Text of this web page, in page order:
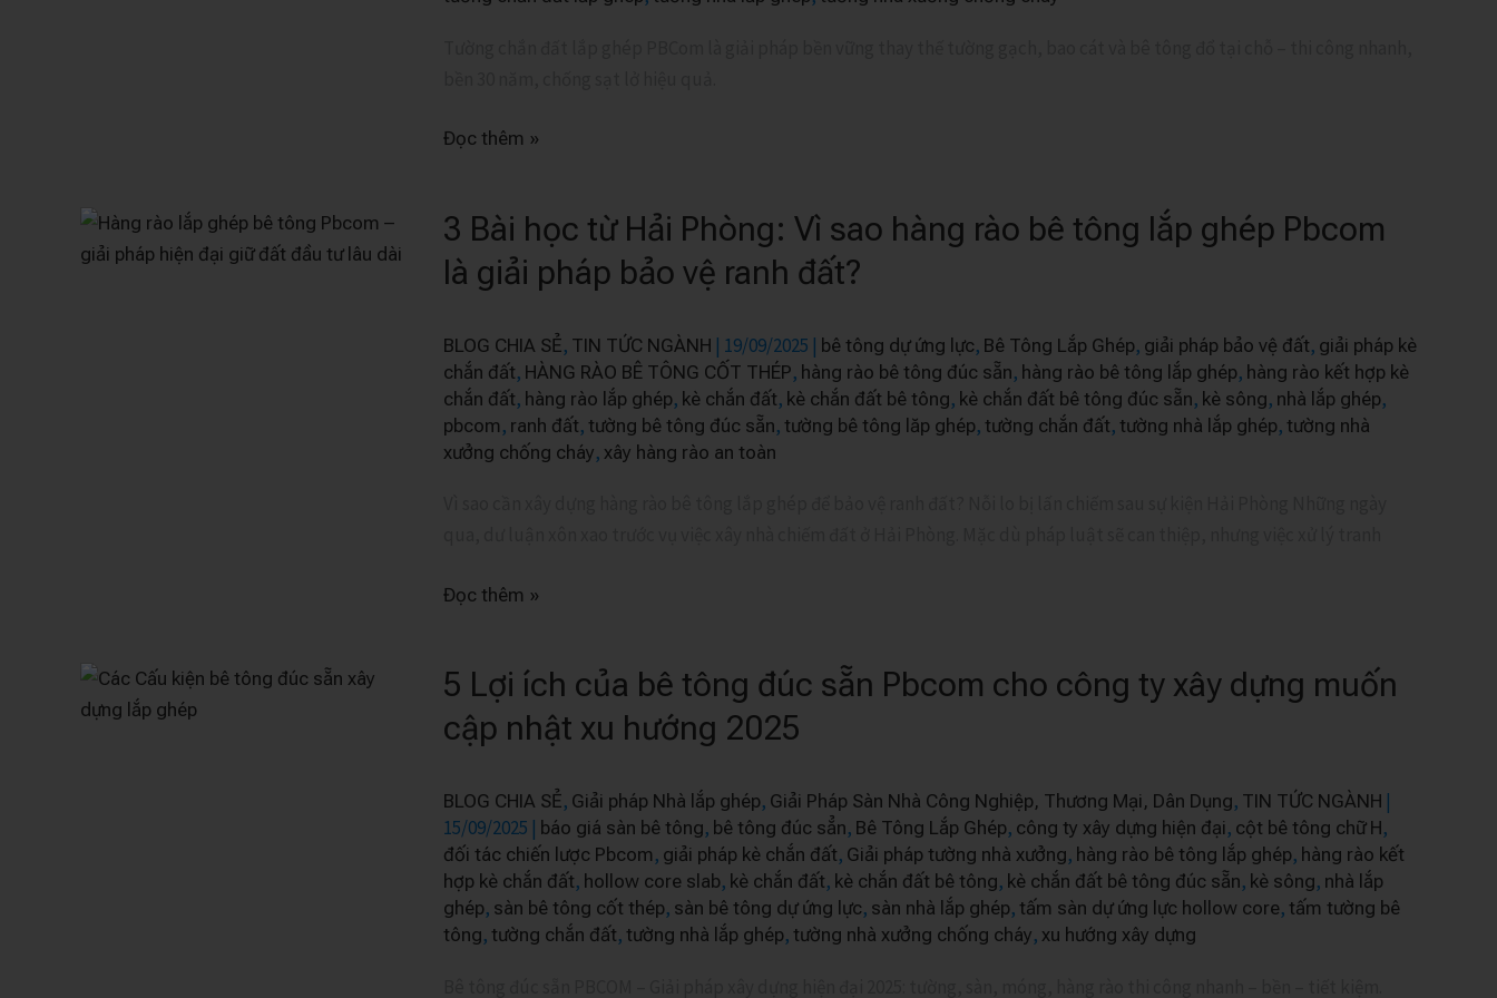
THỐNG
Đọc thêm »
3 Bài học từ Hải Phòng: Vì sao hàng rào bê tông lắp ghép Pbcom
là giải pháp bảo vệ ranh đất?
BLOG CHIA SẺ, TIN TỨC NGÀNH | 19/09/2025 | bê tông dự ứng lực, Bê Tông Lắp Ghép, giải pháp bảo vệ đất, giải pháp kè
chắn đất, HÀNG RÀO BÊ TÔNG CỐT THÉP, hàng rào bê tông đúc sẵn, hàng rào bê tông lắp ghép, hàng rào kết hợp kè
chắn đất, hàng rào lắp ghép, kè chắn đất, kè chắn đất bê tông, kè chắn đất bê tông đúc sẵn, kè sông, nhà lắp ghép,
pbcom , ranh đất, tường bê tông đúc sẵn, tường bê tông lăp ghép, tường chắn đất, tường nhà lắp ghép, tường nhà
xưởng chống cháy, xây hàng rào an toàn
3
học
Hải
Phòng:
Vì
sao
lắp
là
giải
pháp
vệ
ranh
đất?
Đọc thêm »
5 Lợi ích của bê tông đúc sẵn Pbcom cho công ty xây dựng muốn
cập nhật xu hướng 2025
BLOG CHIA SẺ, Giải pháp Nhà lắp ghép, Giải Pháp Sàn Nhà Công Nghiệp, Thương Mại, Dân Dụng, TIN TỨC NGÀNH |
15/09/2025 | báo giá sàn bê tông, bê tông đúc sẳn, Bê Tông Lắp Ghép, công ty xây dựng hiện đại, cột bê tông chữ H,
đối tác chiến lược Pbcom , giải pháp kè chắn đất, Giải pháp tường nhà xưởng, hàng rào bê tông lắp ghép, hàng rào kết
hợp kè chắn đất, hollow core slab, kè chắn đất, kè chắn đất bê tông, kè chắn đất bê tông đúc sẵn, kè sông, nhà lắp
ghép, sàn bê tông cốt thép, sàn bê tông dự ứng lực, sàn nhà lắp ghép, tấm sàn dự ứng lực hollow core, tấm tường bê
tông, tường chắn đất, tường nhà lắp ghép, tường nhà xưởng chống cháy, xu hướng xây dựng
5
ích
bê
tông
đúc
sẵn
Pbcom